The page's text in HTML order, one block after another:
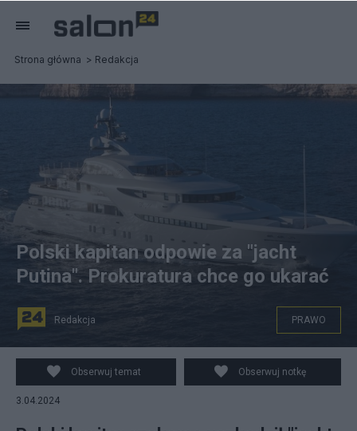
Strona główna Redakcja
Jacht Kostka należący do Władimira Putina. Fot.
X/@nexta_tv
Polski kapitan odpowie za "jacht
Putina". Prokuratura chce go ukarać
Redakcja PRAWO
Obserwuj temat Obserwuj notkę
3.04.2024